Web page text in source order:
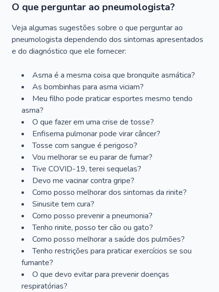
O que perguntar ao pneumologista?
Veja algumas sugestões sobre o que perguntar ao
pneumologista dependendo dos sintomas apresentados
e do diagnóstico que ele fornecer:
Asma é a mesma coisa que bronquite asmática?
As bombinhas para asma viciam?
Meu filho pode praticar esportes mesmo tendo
asma?
O que fazer em uma crise de tosse?
Enfisema pulmonar pode virar câncer?
Tosse com sangue é perigoso?
Vou melhorar se eu parar de fumar?
Tive COVID-19, terei sequelas?
Devo me vacinar contra gripe?
Como posso melhorar dos sintomas da rinite?
Sinusite tem cura?
Como posso prevenir a pneumonia?
Tenho rinite, posso ter cão ou gato?
Como posso melhorar a saúde dos pulmões?
Tenho restrições para praticar exercícios se sou
fumante?
O que devo evitar para prevenir doenças
respiratórias?